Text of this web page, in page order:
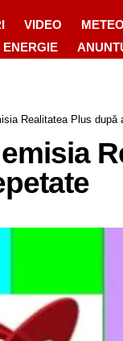
VIDEO METEO
ENERGIE
Realitatea Plus după